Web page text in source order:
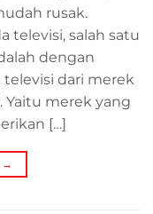
rusak.
televisi, salah satu
dengan
dari merek
Yaitu merek yang
[…]
→